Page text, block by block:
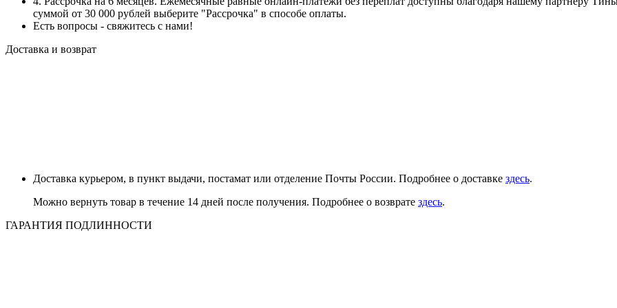
суммой от 30 000 рублей выберите "Рассрочка" в способе оплаты.
Есть вопросы - свяжитесь с нами!
Доставка и возврат
Доставка курьером, в пункт выдачи, постамат или отделение Почты России. Подробнее о доставке здесь.
Можно вернуть товар в течение 14 дней после получения. Подробнее о возврате здесь.
ГАРАНТИЯ ПОДЛИННОСТИ